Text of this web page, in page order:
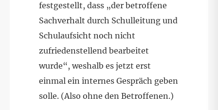
festgestellt, dass „der betroffene
Sachverhalt durch Schulleitung und
Schulaufsicht noch nicht
zufriedenstellend bearbeitet
wurde“, weshalb es jetzt erst
einmal ein internes Gespräch geben
solle. (Also ohne den Betroffenen.)